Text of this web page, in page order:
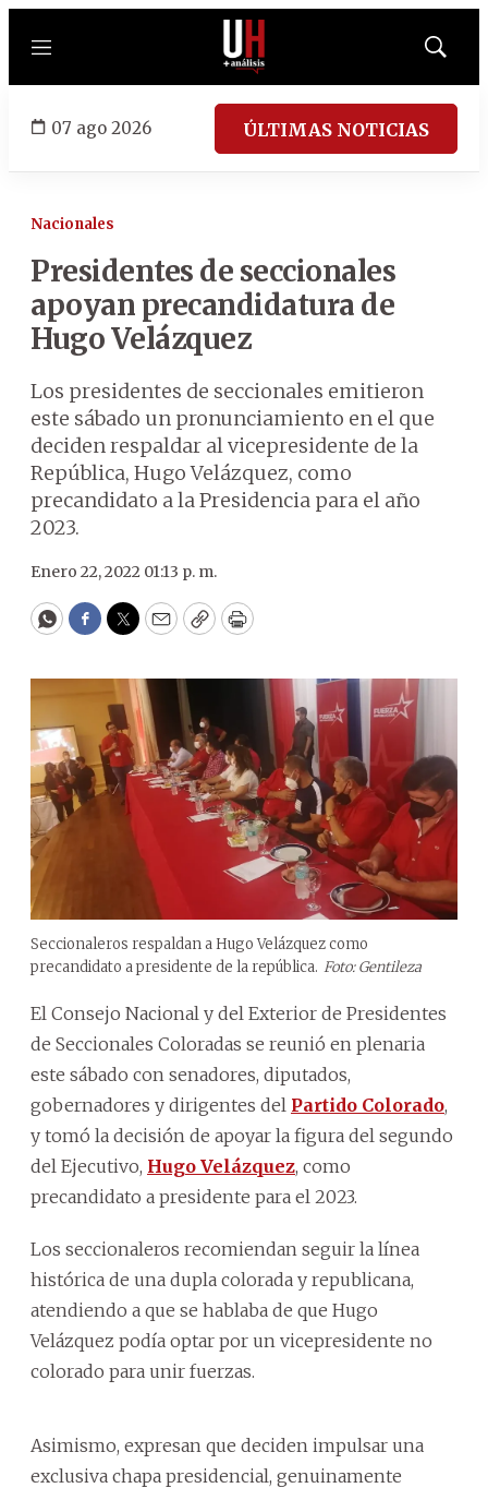
Menú
Mostrar
07 ago 2026 ÚLTIMAS NOTICIAS
Nacionales
Presidentes de seccionales
apoyan precandidatura de
Hugo Velázquez
Los presidentes de seccionales emitieron
este sábado un pronunciamiento en el que
deciden respaldar al vicepresidente de la
República, Hugo Velázquez, como
precandidato a la Presidencia para el año
2023.
Enero 22, 2022 01:13 p. m.
WhatsApp
Facebook
Twitter
EmailCopyPrint
Seccionaleros respaldan a Hugo Velázquez como
precandidato a presidente de la república. Foto: Gentileza
El Consejo Nacional y del Exterior de Presidentes
de Seccionales Coloradas se reunió en plenaria
este sábado con senadores, diputados,
gobernadores y dirigentes del Partido Colorado,
y tomó la decisión de apoyar la figura del segundo
del Ejecutivo, Hugo Velázquez, como
precandidato a presidente para el 2023.
Los seccionaleros recomiendan seguir la línea
histórica de una dupla colorada y republicana,
atendiendo a que se hablaba de que Hugo
Velázquez podía optar por un vicepresidente no
colorado para unir fuerzas.
Asimismo, expresan que deciden impulsar una
exclusiva chapa presidencial, genuinamente